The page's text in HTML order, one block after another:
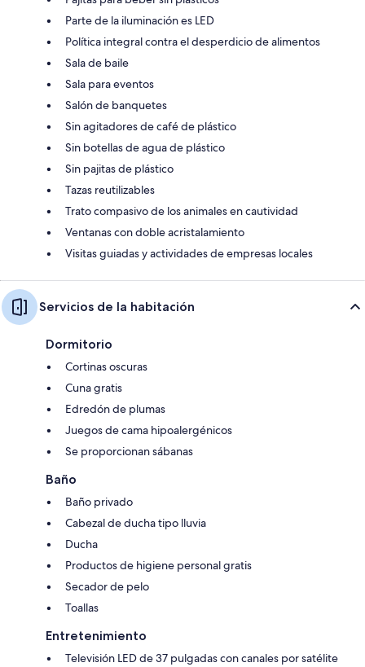
Parte de la iluminación es LED
Política integral contra el desperdicio de alimentos
Sala de baile
Sala para eventos
Salón de banquetes
Sin agitadores de café de plástico
Sin botellas de agua de plástico
Sin pajitas de plástico
Tazas reutilizables
Trato compasivo de los animales en cautividad
Ventanas con doble acristalamiento
Visitas guiadas y actividades de empresas locales
Servicios de la habitación
Dormitorio
Cortinas oscuras
Cuna gratis
Edredón de plumas
Juegos de cama hipoalergénicos
Se proporcionan sábanas
Baño
Baño privado
Cabezal de ducha tipo lluvia
Ducha
Productos de higiene personal gratis
Secador de pelo
Toallas
Entretenimiento
Televisión LED de 37 pulgadas con canales por satélite